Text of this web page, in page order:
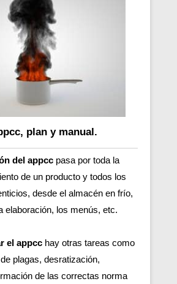
plan y manual.
del appcc pasa por toda la
de un producto y todos los
desde el almacén en frío,
elaboración, los menús, etc.
el appcc hay otras tareas como
plagas, desratización,
de las correctas norma